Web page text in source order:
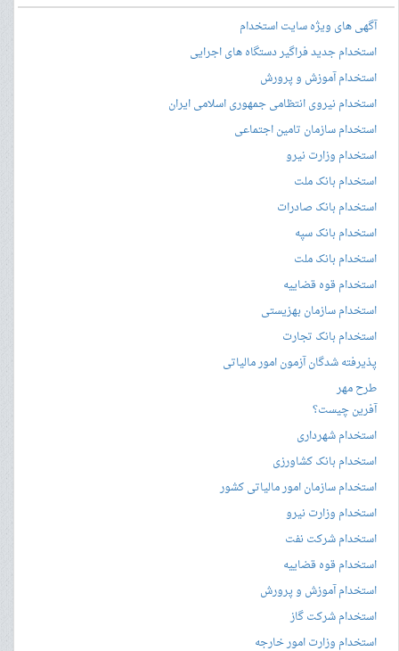
آگهی های ویژه سایت استخدام
استخدام جدید فراگیر دستگاه های اجرایی
استخدام آموزش و پرورش
استخدام نیروی انتظامی جمهوری اسلامی ایران
استخدام سازمان تامین اجتماعی
استخدام وزارت نیرو
استخدام بانک ملت
استخدام بانک صادرات
استخدام بانک سپه
استخدام بانک ملت
استخدام قوه قضاییه
استخدام سازمان بهزیستی
استخدام بانک تجارت
پذیرفته شدگان آزمون امور مالیاتی
طرح مهر
آفرین چیست؟
استخدام شهرداری
استخدام بانک کشاورزی
استخدام سازمان امور مالیاتی کشور
استخدام وزارت نیرو
استخدام شرکت نفت
استخدام قوه قضاییه
استخدام آموزش و پرورش
استخدام شرکت گاز
استخدام وزارت امور خارجه